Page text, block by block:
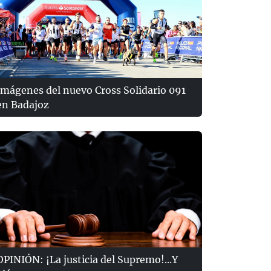
del nuevo Cross Solidario 091
Badajoz
¡La justicia del Supremo!...Y